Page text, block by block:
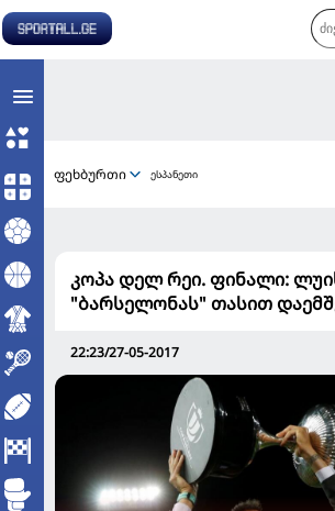
ფეხბურთი ესპანეთი
კოპა დელ რეი. ფინალი:
"ბარსელონას" თასით
22:23/27-05-2017